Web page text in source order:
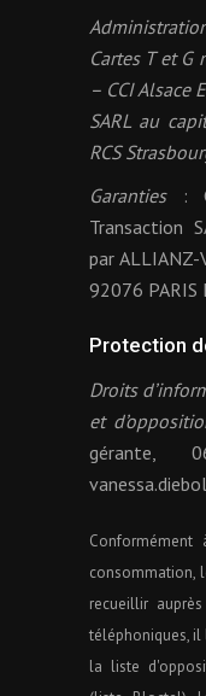
Cartes T et
– CCI Alsace
SARL au
RCS
Garanties:
Transaction
par ALLIANZ-
92076 PARIS
Protection
Droits
et
consommation,
recueillir
téléphoniques,
la liste